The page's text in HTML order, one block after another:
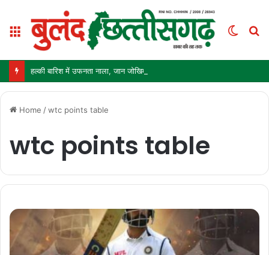
Menu
Switch
Home /wtc points table
wtc points table